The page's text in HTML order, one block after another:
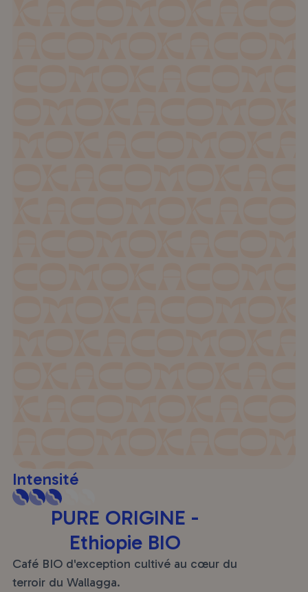
PURE ORIGINE -
Ethiopie BIO
Café BIO d'exception cultivé au cœur du
terroir du Wallagga.
Intensité